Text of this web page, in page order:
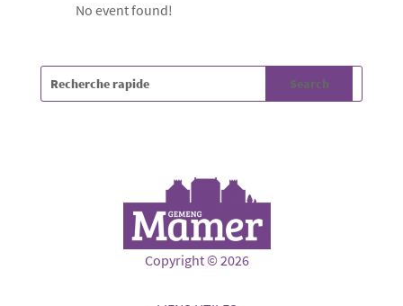
No event found!
Copyright © 2026